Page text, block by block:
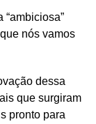
nós vamos
dessa
que surgiram
pronto para